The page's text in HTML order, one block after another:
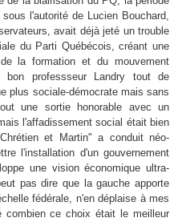
l'autorité de Lucien Bouchard,
avait déjà jeté un trouble
du Parti Québécois, créant une
la formation et du mouvement
bon professseur Landry tout de
plus sociale-démocrate mais sans
une sortie honorable avec un
l'affadissement social était bien
et Martin" a conduit néo-
l'installation d'un gouvernement
une vision économique ultra-
pas dire que la gauche apporte
fédérale, n'en déplaise à mes
combien ce choix était le meilleur